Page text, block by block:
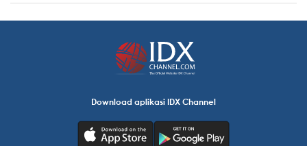
Download aplikasi IDX Channel